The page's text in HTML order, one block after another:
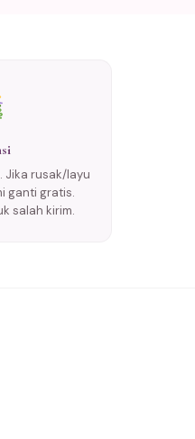
Jika rusak/layu
ganti gratis.
salah kirim.